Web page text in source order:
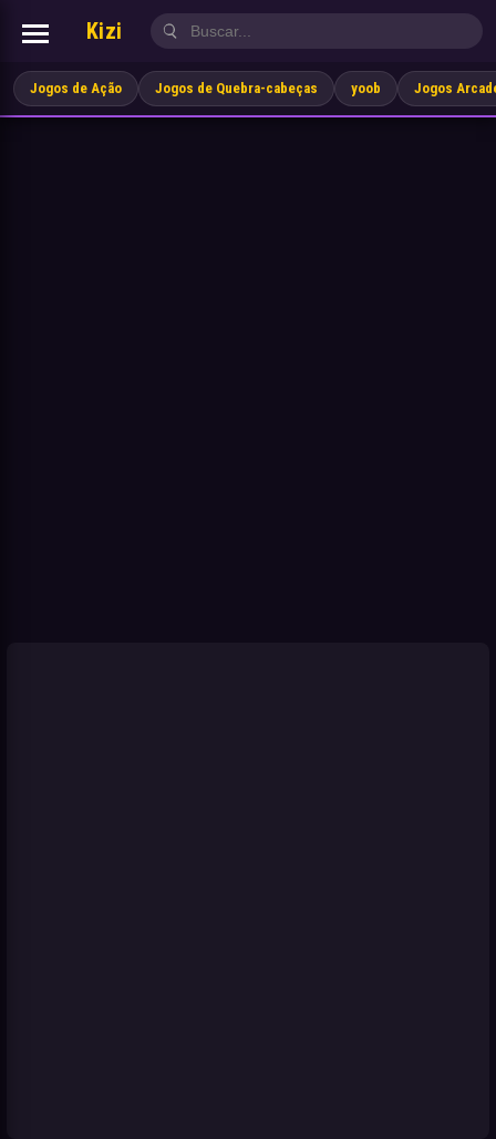
Kizi
Jogos de Ação Jogos de Quebra-cabeças yoob Jogos